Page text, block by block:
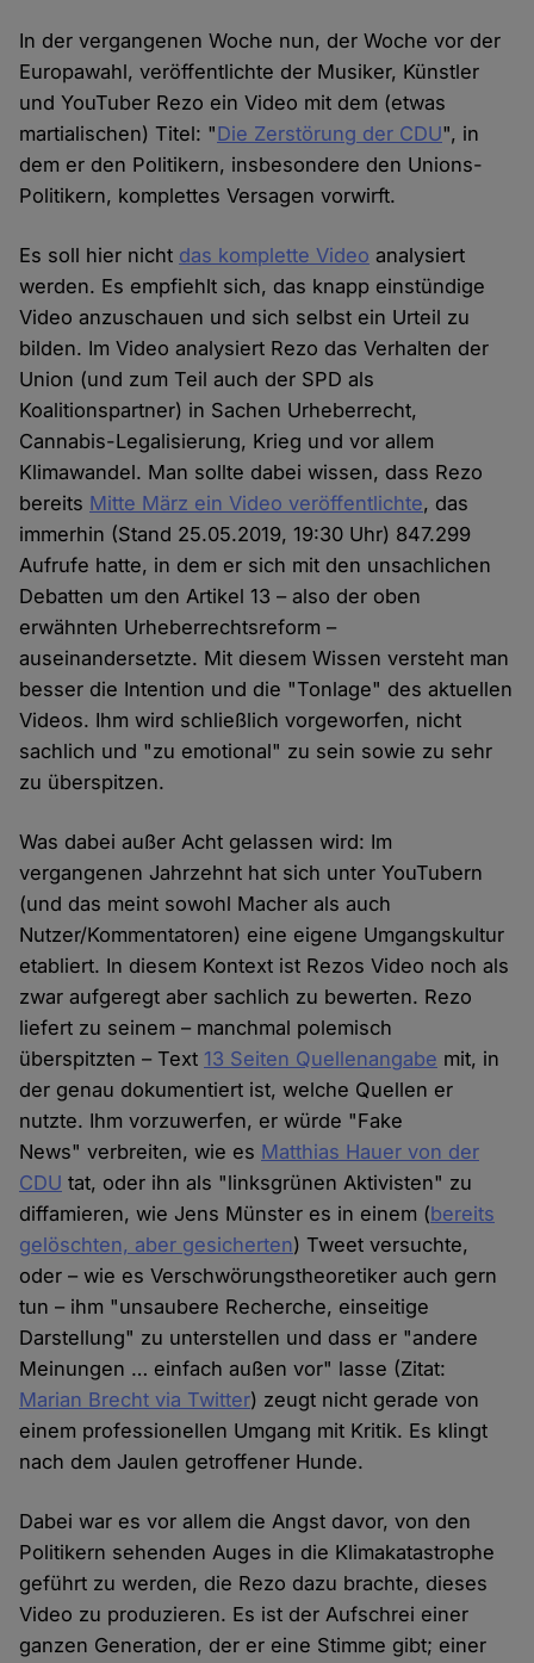
In der vergangenen Woche nun, der Woche vor der
Europawahl, veröffentlichte der Musiker, Künstler
und YouTuber Rezo ein Video mit dem (etwas
martialischen) Titel: "Die Zerstörung der CDU", in
dem er den Politikern, insbesondere den Unions-
Politikern, komplettes Versagen vorwirft.
Es soll hier nicht das komplette Video analysiert
werden. Es empfiehlt sich, das knapp einstündige
Video anzuschauen und sich selbst ein Urteil zu
bilden. Im Video analysiert Rezo das Verhalten der
Union (und zum Teil auch der SPD als
Koalitionspartner) in Sachen Urheberrecht,
Cannabis-Legalisierung, Krieg und vor allem
Klimawandel. Man sollte dabei wissen, dass Rezo
bereits Mitte März ein Video veröffentlichte, das
immerhin (Stand 25.05.2019, 19:30 Uhr) 847.299
Aufrufe hatte, in dem er sich mit den unsachlichen
Debatten um den Artikel 13 – also der oben
erwähnten Urheberrechtsreform –
auseinandersetzte. Mit diesem Wissen versteht man
besser die Intention und die "Tonlage" des aktuellen
Videos. Ihm wird schließlich vorgeworfen, nicht
sachlich und "zu emotional" zu sein sowie zu sehr
zu überspitzen.
Was dabei außer Acht gelassen wird: Im
vergangenen Jahrzehnt hat sich unter YouTubern
(und das meint sowohl Macher als auch
Nutzer/Kommentatoren) eine eigene Umgangskultur
etabliert. In diesem Kontext ist Rezos Video noch als
zwar aufgeregt aber sachlich zu bewerten. Rezo
liefert zu seinem – manchmal polemisch
überspitzten – Text 13 Seiten Quellenangabe mit, in
der genau dokumentiert ist, welche Quellen er
nutzte. Ihm vorzuwerfen, er würde "Fake
News" verbreiten, wie es Matthias Hauer von der
CDU tat, oder ihn als "linksgrünen Aktivisten" zu
diffamieren, wie Jens Münster es in einem (bereits
gelöschten, aber gesicherten) Tweet versuchte,
oder – wie es Verschwörungstheoretiker auch gern
tun – ihm "unsaubere Recherche, einseitige
Darstellung" zu unterstellen und dass er "andere
Meinungen … einfach außen vor" lasse (Zitat:
Marian Brecht via Twitter) zeugt nicht gerade von
einem professionellen Umgang mit Kritik. Es klingt
nach dem Jaulen getroffener Hunde.
Dabei war es vor allem die Angst davor, von den
Politikern sehenden Auges in die Klimakatastrophe
geführt zu werden, die Rezo dazu brachte, dieses
Video zu produzieren. Es ist der Aufschrei einer
ganzen Generation, der er eine Stimme gibt; einer